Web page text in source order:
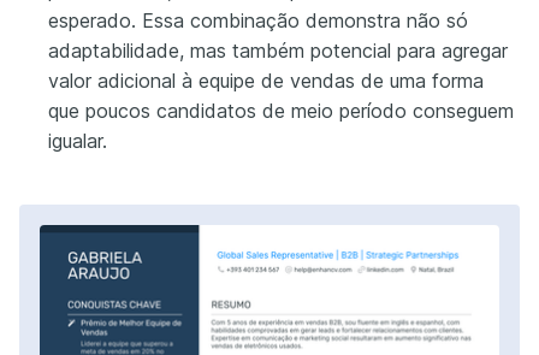
esperado. Essa combinação demonstra não só
adaptabilidade, mas também potencial para agregar
valor adicional à equipe de vendas de uma forma
que poucos candidatos de meio período conseguem
igualar.